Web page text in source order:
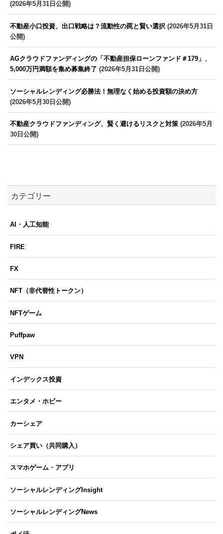
(2026年5月31日公開)
不動産小口投資、出口戦略は？流動性の罠と賢い選択 (2026年5月31日
公開)
AGクラウドファンディングの「不動産担保ローンファンド＃179」、
5,000万円満額を集め募集終了 (2026年5月31日公開)
ソーシャルレンディング必勝法！無理なく始める投資額の決め方
(2026年5月30日公開)
不動産クラウドファンディング、賢く避けるリスクと対策 (2026年5月
30日公開)
カテゴリー
AI・人工知能
FIRE
FX
NFT（非代替性トークン）
NFTゲーム
Puffpaw
VPN
インデックス投資
エンタメ・ホビー
カーシェア
シェア買い（共同購入）
スマホゲーム・アプリ
ソーシャルレンディングInsight
ソーシャルレンディングNews